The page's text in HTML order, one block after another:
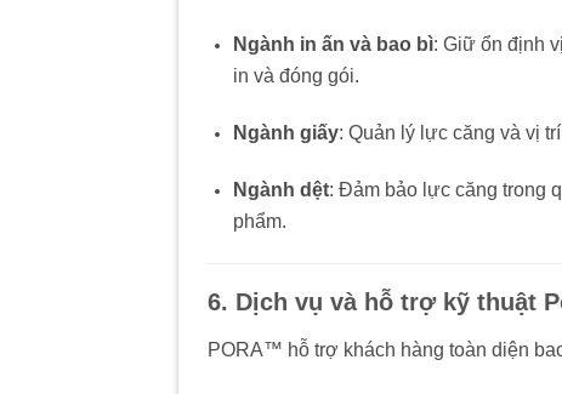
Ngành in ấn và bao bì: Giữ ổn định
in và đóng gói.
Ngành giấy: Quản lý lực căng và vị
Ngành dệt: Đảm bảo lực căng trong
phẩm.
6. Dịch vụ và hỗ trợ kỹ thuật
PORA™ hỗ trợ khách hàng toàn diện